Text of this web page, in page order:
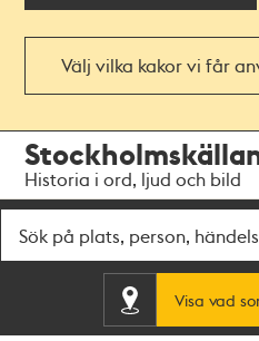
Välj vilka kakor vi får
navigationen
huvudinnehållet
Historia i ord, ljud och bild
Visa vad